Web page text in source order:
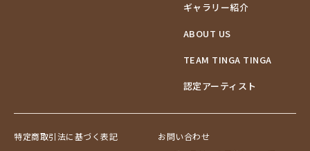
ギャラリー紹介
ABOUT US
TEAM TINGA TINGA
認定アーティスト
特定商取引法に基づく表記
お問い合わせ